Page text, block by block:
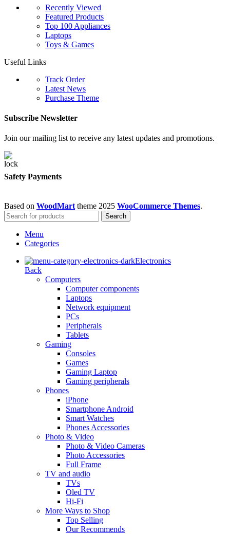
Recently Viewed
Featured Products
Top 100 Appliances
Laptops
Toys & Games
Useful Links
Track Order
Latest News
Purchase Theme
Subscribe Newsletter
Join our mailing list to receive any latest updates and promotions.
Safety Payments
Based on WoodMart theme 2025 WooCommerce Themes.
Search
Menu
Categories
Electronics
Back
Computers
Computer components
Laptops
Network equipment
PCs
Peripherals
Tablets
Gaming
Consoles
Games
Gaming Laptop
Gaming peripherals
Phones
iPhone
Smartphone Android
Smart Watches
Phones Accessories
Photo & Video
Photo & Video Cameras
Photo Accessories
Full Frame
TV and audio
TVs
Oled TV
Hi-Fi
More Ways to Shop
Top Selling
Our Recommends